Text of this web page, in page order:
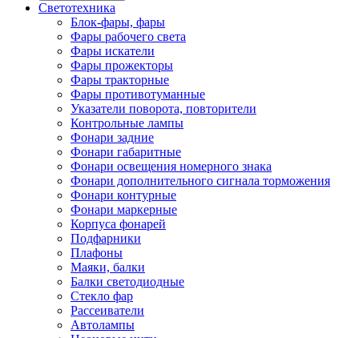
Светотехника
Блок-фары, фары
Фары рабочего света
Фары искатели
Фары прожекторы
Фары тракторные
Фары противотуманные
Указатели поворота, повторители
Контрольные лампы
Фонари задние
Фонари габаритные
Фонари освещения номерного знака
Фонари дополнительного сигнала торможения
Фонари контурные
Фонари маркерные
Корпуса фонарей
Подфарники
Плафоны
Маяки, балки
Балки светодиодные
Стекло фар
Рассеиватели
Автолампы